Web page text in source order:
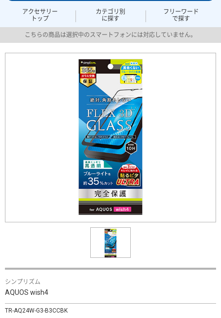
アクセサリー
トップ
カテゴリ別
に探す
フリーワード
で探す
こちらの商品は選択中のスマートフォンには対応していません。
シンプリズム
AQUOS wish4
TR-AQ24W-G3-B3CCBK